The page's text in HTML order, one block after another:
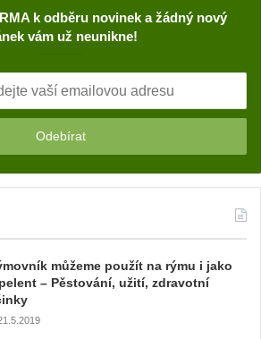
k odběru novinek a žádný nový
vám už neunikne!
můžeme použít na rýmu i jako
– Pěstování, užití, zdravotní